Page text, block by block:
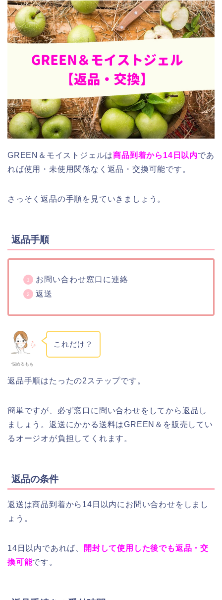
GREEN＆モイストジェルは商品到着から14日以内であ
れば使用・未使用関係なく返品・交換可能です。
さっそく返品の手順を見ていきましょう。
返品手順
お問い合わせ窓口に連絡
返送
悩めるもも
これだけ？
返品手順はたったの2ステップです。
簡単ですが、必ず窓口に問い合わせをしてから返品し
ましょう。返送にかかる送料はGREEN＆を販売してい
るオージオが負担してくれます。
返品の条件
返送は商品到着から14日以内にお問い合わせをしまし
ょう。
14日以内であれば、
開封して使用した後でも返品・交
換可能です。